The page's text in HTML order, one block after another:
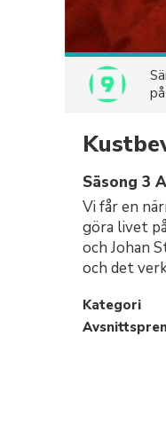
på
Säsong 3
Vi får en
göra livet
och Johan
och det
Kategori